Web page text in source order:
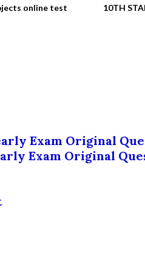
online test 10TH
Exam Original
Exam Original